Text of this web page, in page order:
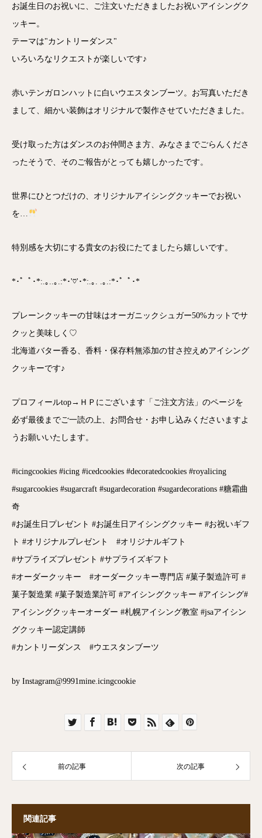
お誕生日のお祝いに、ご注文いただきましたお祝いアイシングク
ッキー。
テーマは"カントリーダンス"
いろいろなリクエストが楽しいです♪
赤いテンガロンハットに白いウエスタンブーツ。お写真いただき
まして、細かい装飾はオリジナルで製作させていただきました。
受け取った方はダンスのお仲間さま方、みなさまでごらんくださ
ったそうで、そのご報告がとっても嬉しかったです。
世界にひとつだけの、オリジナルアイシングクッキーでお祝い
を…
特別感を大切にする貴女のお役にたてましたら嬉しいです。
*･゜ﾟ･*:.｡..｡.:*･'♡'･*:.｡. .｡.:*･゜ﾟ･*
プレーンクッキーの甘味はオーガニックシュガー50%カットでサ
クッと美味しく♡
北海道バター香る、香料・保存料無添加の甘さ控えめアイシング
クッキーです♪
プロフィールtop→ＨＰにございます「ご注文方法」のページを
必ず最後までご一読の上、お問合せ・お申し込みくださいますよ
うお願いいたします。
#icingcookies #icing #icedcookies #decoratedcookies #royalicing
#sugarcookies #sugarcraft #sugardecoration #sugardecorations #糖霜曲
奇
#お誕生日プレゼント #お誕生日アイシングクッキー #お祝いギフ
ト #オリジナルプレゼント #オリジナルギフト
#サプライズプレゼント #サプライズギフト
#オーダークッキー #オーダークッキー専門店 #菓子製造許可 #
菓子製造業 #菓子製造業許可 #アイシングクッキー #アイシング#
アイシングクッキーオーダー #札幌アイシング教室 #jsaアイシン
グクッキー認定講師
#カントリーダンス #ウエスタンブーツ
by Instagram@9991mine.icingcookie
前の記事 次の記事
関連記事